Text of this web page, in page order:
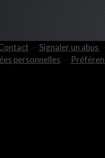
Signaler un abus
personnelles